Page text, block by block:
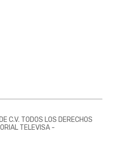
C.V. TODOS LOS DERECHOS
TELEVISA -